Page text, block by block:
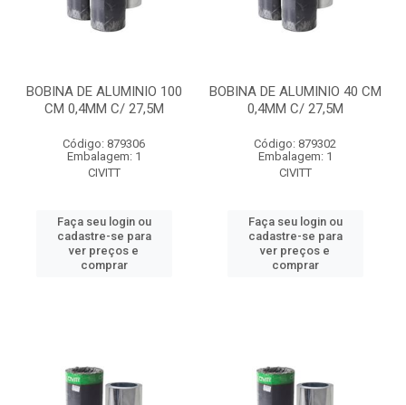
BOBINA DE ALUMINIO 100
CM 0,4MM C/ 27,5M
Código: 879306
Embalagem: 1
CIVITT
Faça seu login ou
cadastre-se para
ver preços e
comprar
BOBINA DE ALUMINIO 40 CM
0,4MM C/ 27,5M
Código: 879302
Embalagem: 1
CIVITT
Faça seu login ou
cadastre-se para
ver preços e
comprar